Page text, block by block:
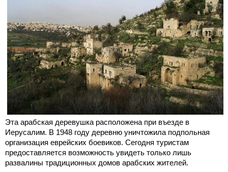
Эта арабская деревушка расположена при въезде в
Иерусалим. В 1948 году деревню уничтожила подпольная
организация еврейских боевиков. Сегодня туристам
предоставляется возможность увидеть только лишь
развалины традиционных домов арабских жителей.